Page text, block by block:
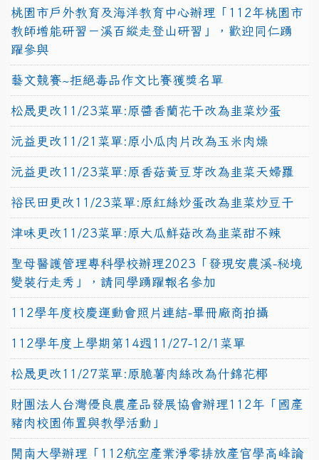
桃園市戶外教育及海洋教育中心辦理「112年桃園市
教師增能研習－溪百縱走登山研習」，歡迎同仁踴
躍參與
藝文競賽~拒絕毒品作文比賽獲獎名單
松晟更改11/23菜單:原醬香蘭花干改為韭菜炒蛋
沅益更改11/21菜單:原小瓜肉片改為玉米肉燥
沅益更改11/23菜單:原香菇黃豆芽改為韭菜天婦羅
裕民田更改11/23菜單:原紅絲炒蛋改為韭菜炒豆干
津味更改11/23菜單:原大瓜鮮菇改為韭菜甜不辣
聖母醫護管理專科學校辦理2023「發現安農溪-秘境
變裝行走秀」，請同學踴躍報名參加
112學年度校慶運動會照片連結-畢冊廠商拍攝
112學年度上學期第14週11/27-12/1菜單
松晟更改11/27菜單:原脆薯肉絲改為什錦花椰
財團法人台灣優良農產品發展協會辦理112年「國產
豬肉校園佈置與教學活動」
開南大學辦理「112航空產業淨零排放產官學高峰論